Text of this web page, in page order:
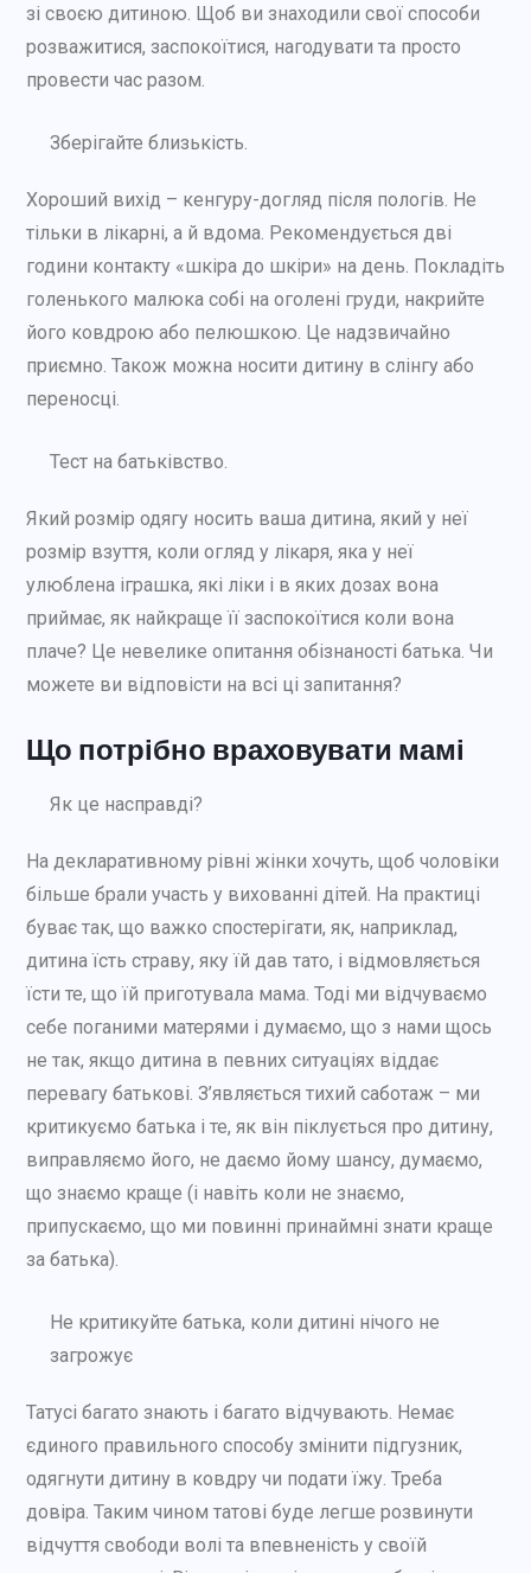
зі своєю дитиною. Щоб ви знаходили свої способи
розважитися, заспокоїтися, нагодувати та просто
провести час разом.
Зберігайте близькість.
Хороший вихід – кенгуру-догляд після пологів. Не
тільки в лікарні, а й вдома. Рекомендується дві
години контакту «шкіра до шкіри» на день. Покладіть
голенького малюка собі на оголені груди, накрийте
його ковдрою або пелюшкою. Це надзвичайно
приємно. Також можна носити дитину в слінгу або
переносці.
Тест на батьківство.
Який розмір одягу носить ваша дитина, який у неї
розмір взуття, коли огляд у лікаря, яка у неї
улюблена іграшка, які ліки і в яких дозах вона
приймає, як найкраще її заспокоїтися коли вона
плаче? Це невелике опитання обізнаності батька. Чи
можете ви відповісти на всі ці запитання?
Що потрібно враховувати мамі
Як це насправді?
На декларативному рівні жінки хочуть, щоб чоловіки
більше брали участь у вихованні дітей. На практиці
буває так, що важко спостерігати, як, наприклад,
дитина їсть страву, яку їй дав тато, і відмовляється
їсти те, що їй приготувала мама. Тоді ми відчуваємо
себе поганими матерями і думаємо, що з нами щось
не так, якщо дитина в певних ситуаціях віддає
перевагу батькові. З’являється тихий саботаж – ми
критикуємо батька і те, як він піклується про дитину,
виправляємо його, не даємо йому шансу, думаємо,
що знаємо краще (і навіть коли не знаємо,
припускаємо, що ми повинні принаймні знати краще
за батька).
Не критикуйте батька, коли дитині нічого не
загрожує
Татусі багато знають і багато відчувають. Немає
єдиного правильного способу змінити підгузник,
одягнути дитину в ковдру чи подати їжу. Треба
довіра. Таким чином татові буде легше розвинути
відчуття свободи волі та впевненість у своїй